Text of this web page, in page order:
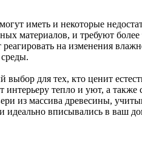
иметь и некоторые
материалов, и требуют более
на изменения
выбор для тех, кто ценит
тепло и уют, а также
из массива древесины,
идеально вписывались в ваш